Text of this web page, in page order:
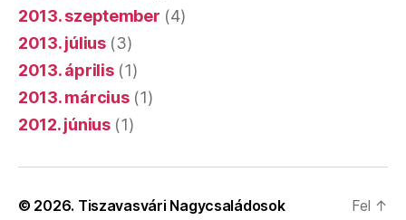
2013. szeptember (4)
2013. július(3)
2013. április(1)
2013. március(1)
2012. június(1)
© 2026. Tiszavasvári Nagycsaládosok
Fel ↑